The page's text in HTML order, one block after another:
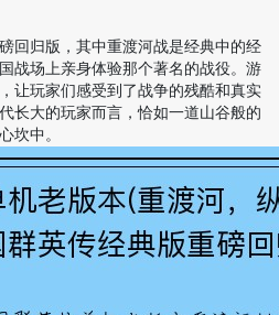
回归版，其中重渡河战是经典中的经
战场上亲身体验那个著名的战役。游
让玩家们感受到了战争的残酷和真实
长大的玩家而言，恰如一道山谷般的
坎中。